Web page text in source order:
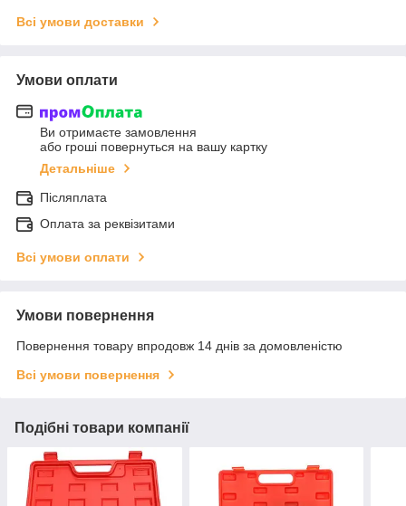
Всі умови доставки
Умови оплати
Ви отримаєте замовлення
або гроші повернуться на вашу картку
Детальніше
Післяплата
Оплата за реквізитами
Всі умови оплати
Умови повернення
Повернення товару впродовж 14 днів за домовленістю
Всі умови повернення
Подібні товари компанії